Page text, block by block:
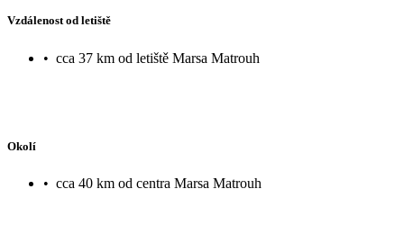
Vzdálenost od letiště
• cca 37 km od letiště Marsa Matrouh
Okolí
• cca 40 km od centra Marsa Matrouh